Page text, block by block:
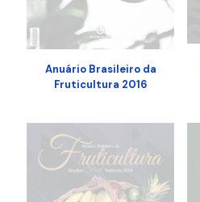
Anuário Brasileiro da
Fruticultura 2016